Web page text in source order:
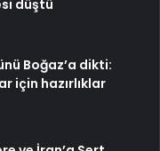
düştü
Boğaz’a dikti:
için hazırlıklar